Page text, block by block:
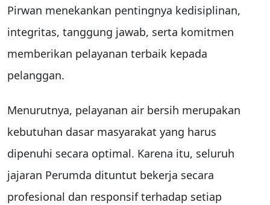
Pirwan menekankan pentingnya kedisiplinan,
integritas, tanggung jawab, serta komitmen
memberikan pelayanan terbaik kepada
pelanggan.
Menurutnya, pelayanan air bersih merupakan
kebutuhan dasar masyarakat yang harus
dipenuhi secara optimal. Karena itu, seluruh
jajaran Perumda dituntut bekerja secara
profesional dan responsif terhadap setiap